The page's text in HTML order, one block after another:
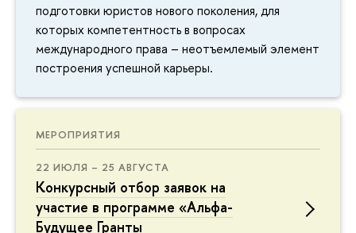
подготовки юристов нового поколения, для
которых компетентность в вопросах
международного права – неотъемлемый элемент
построения успешной карьеры.
МЕРОПРИЯТИЯ
22 ИЮЛЯ – 25 АВГУСТА
Конкурсный отбор заявок на
участие в программе «Альфа-
Будущее Гранты